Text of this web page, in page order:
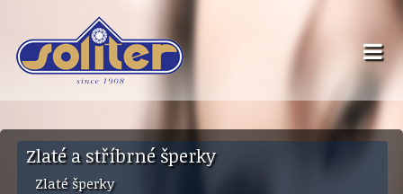
Zlaté a stříbrné šperky
Zlaté šperky